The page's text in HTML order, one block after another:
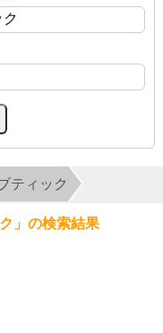
ティック
」の検索結果